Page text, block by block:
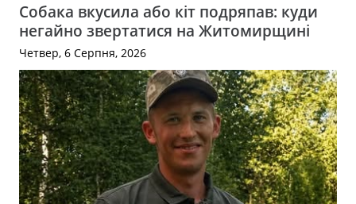
Собака вкусила або кіт подряпав: куди
негайно звертатися на Житомирщині
Четвер, 6 Серпня, 2026